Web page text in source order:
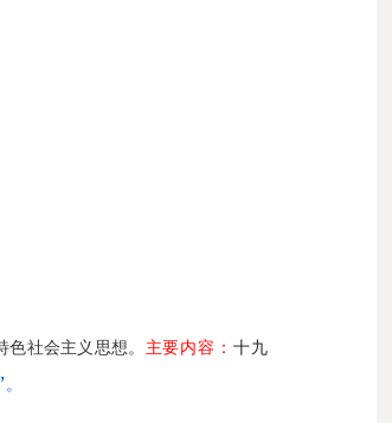
社会主义思想。 主要内容： 十九